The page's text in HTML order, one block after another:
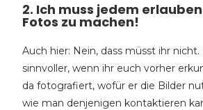
2. Ich muss jedem
Fotos zu machen!
Auch hier: Nein, dass müsst ihr nicht.
sinnvoller, wenn ihr euch vorher
da fotografiert, wofür er die Bilder
wie man denjenigen kontaktieren